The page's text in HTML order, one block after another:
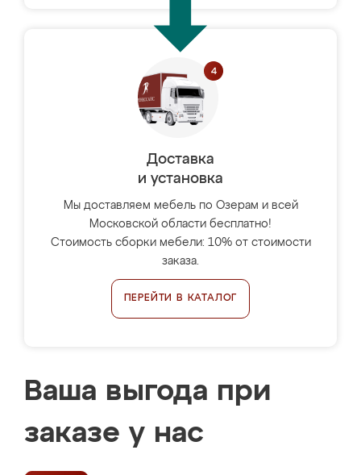
Доставка
и установка
Мы доставляем мебель по Озерам и всей
Московской области бесплатно!
Стоимость сборки мебели: 10% от стоимости
заказа.
ПЕРЕЙТИ В КАТАЛОГ
Ваша выгода при
заказе у нас